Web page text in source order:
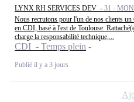
LYNX RH SERVICES DEV - 31 -
Nous recrutons pour l'un de nos clients
en CDI, basé à l'est de Toulouse.
charge la responsabilité technique,...
CDI - Temps plein
Publié il y a 3 jours